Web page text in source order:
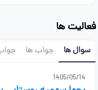
فعالیت ها
سوال ها جواب ها
1405/05/14